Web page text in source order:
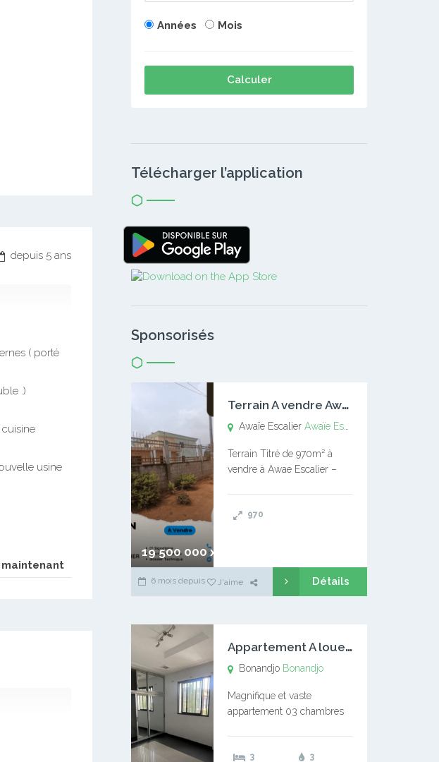
depuis 5 ans
( porté
.)
usine
Années Mois
Calculer
Télécharger l’application
Sponsorisés
19 500 000 xaf
T
errain A vendre Awaïe Escalier
Awaïe EscalierAwaïe Escalier
Terrain Titré de 970m² à
vendre à Awae Escalier –
l’Université Catholique –
970
6 mois depuis J'aime Détails
A
ppartement A louer Bonandjo
Bonandjo Bonandjo
Magnifique et vaste
appartement 03 chambres
douches 01 vaste salon 01
3
3